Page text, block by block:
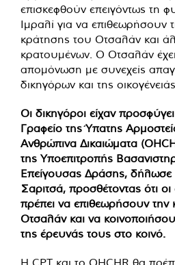
επισκεφθούν επειγόντως τη
Ιμραλί για να επιθεωρήσουν
κράτησης του Οτσαλάν και
κρατουμένων. Ο Οτσαλάν
απομόνωση με συνεχείς
δικηγόρων και της
Οι δικηγόροι είχαν
Γραφείο της Ύπατης
Ανθρώπινα Δικαιώματα
της Υποεπιτροπής
Επείγουσας Δράσης, δήλωσε
Σαριτσά, προσθέτοντας ότι
πρέπει να επιθεωρήσουν την
Οτσαλάν και να
της έρευνάς τους στο κοινό.